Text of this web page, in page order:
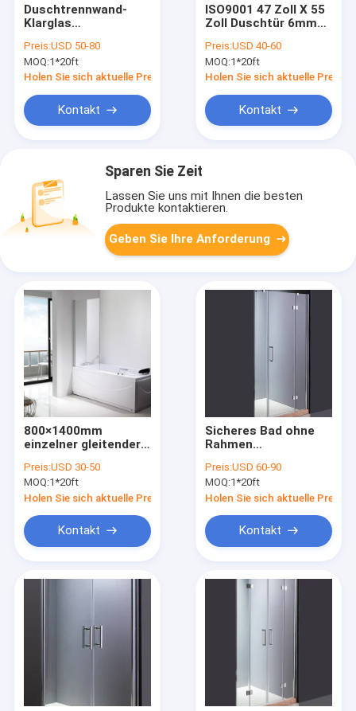
Duschtrennwand-
Klarglas
Gelenk-ISO9001
Preis:USD 50-80
MOQ:1*20ft
Holen Sie sich aktuelle Preis
Kontakt
ISO9001 47 Zoll X 55
Zoll Duschtür 6mm
Preis:USD 40-60
MOQ:1*20ft
Holen Sie sich aktuelle Preis
Kontakt
Sparen Sie Zeit
Lassen Sie uns mit Ihnen die besten
Produkte kontaktieren.
Geben Sie Ihre Anforderung
800×1400mm
einzelner gleitender
SGS
Preis:USD 30-50
MOQ:1*20ft
Holen Sie sich aktuelle Preis
Kontakt
Sicheres Bad ohne
Rahmen
Haltbarkeit
Preis:USD 60-90
MOQ:1*20ft
Holen Sie sich aktuelle Preis
Kontakt